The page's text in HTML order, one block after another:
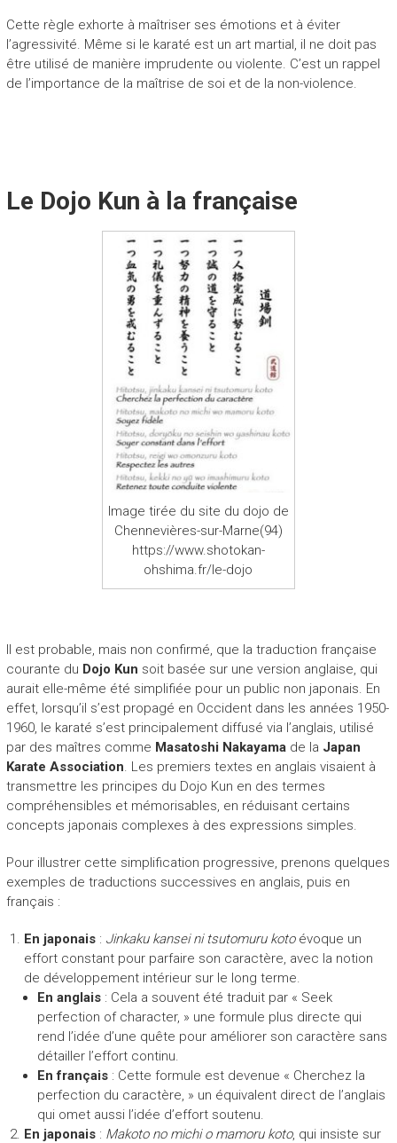
Cette règle exhorte à maîtriser ses émotions et à éviter
l’agressivité. Même si le karaté est un art martial, il ne doit pas
être utilisé de manière imprudente ou violente. C’est un rappel
de l’importance de la maîtrise de soi et de la non-violence.
Le Dojo Kun à la française
Image tirée du site du dojo de
Chennevières-sur-Marne(94)
https://www.shotokan-
ohshima.fr/le-dojo
Il est probable, mais non confirmé, que la traduction française
courante du Dojo Kun soit basée sur une version anglaise, qui
aurait elle-même été simplifiée pour un public non japonais. En
effet, lorsqu’il s’est propagé en Occident dans les années 1950-
1960, le karaté s’est principalement diffusé via l’anglais, utilisé
par des maîtres comme Masatoshi Nakayamade la Japan
Karate Association. Les premiers textes en anglais visaient à
transmettre les principes du Dojo Kun en des termes
compréhensibles et mémorisables, en réduisant certains
concepts japonais complexes à des expressions simples.
Pour illustrer cette simplification progressive, prenons quelques
exemples de traductions successives en anglais, puis en
français :
En japonais: Jinkaku kansei ni tsutomuru kotoévoque un
effort constant pour parfaire son caractère, avec la notion
de développement intérieur sur le long terme.
En anglais: Cela a souvent été traduit par « Seek
perfection of character, » une formule plus directe qui
rend l’idée d’une quête pour améliorer son caractère sans
détailler l’effort continu.
En français: Cette formule est devenue « Cherchez la
perfection du caractère, » un équivalent direct de l’anglais
qui omet aussi l’idée d’effort soutenu.
En japonais: Makoto no michi o mamoru koto, qui insiste sur